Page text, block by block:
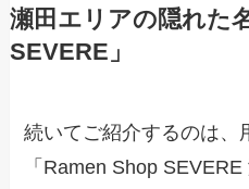
瀬田エリアの隠れた
SEVERE」
続いてご紹介するのは、
「Ramen Shop